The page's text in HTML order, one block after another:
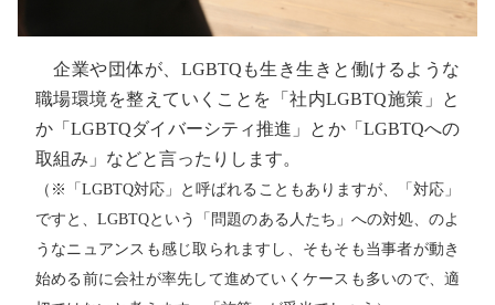
企業や団体が、LGBTQも生き生きと働けるような
職場環境を整えていくことを「社内LGBTQ施策」と
か「LGBTQダイバーシティ推進」とか「LGBTQへの
取組み」などと言ったりします。
（※「LGBTQ対応」と呼ばれることもありますが、「対応」
ですと、LGBTQという「問題のある人たち」への対処、のよ
うなニュアンスも感じ取られますし、そもそも当事者が動き
始める前に会社が率先して進めていくケースも多いので、適